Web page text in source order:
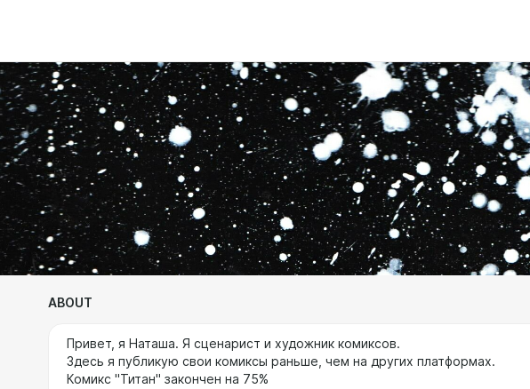
ABOUT
Привет, я Наташа. Я сценарист и художник комиксов.
Здесь я публикую свои комиксы раньше, чем на других платформах.
Комикс "Титан" закончен на 75%